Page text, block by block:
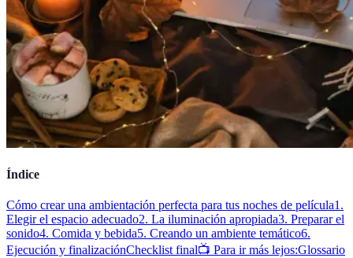
Índice
Cómo crear una ambientación perfecta para tus noches de película1.
Elegir el espacio adecuado2. La iluminación apropiada3. Preparar el
sonido4. Comida y bebida5. Creando un ambiente temático6.
Ejecución y finalizaciónChecklist final📺 Para ir más lejos:Glossario